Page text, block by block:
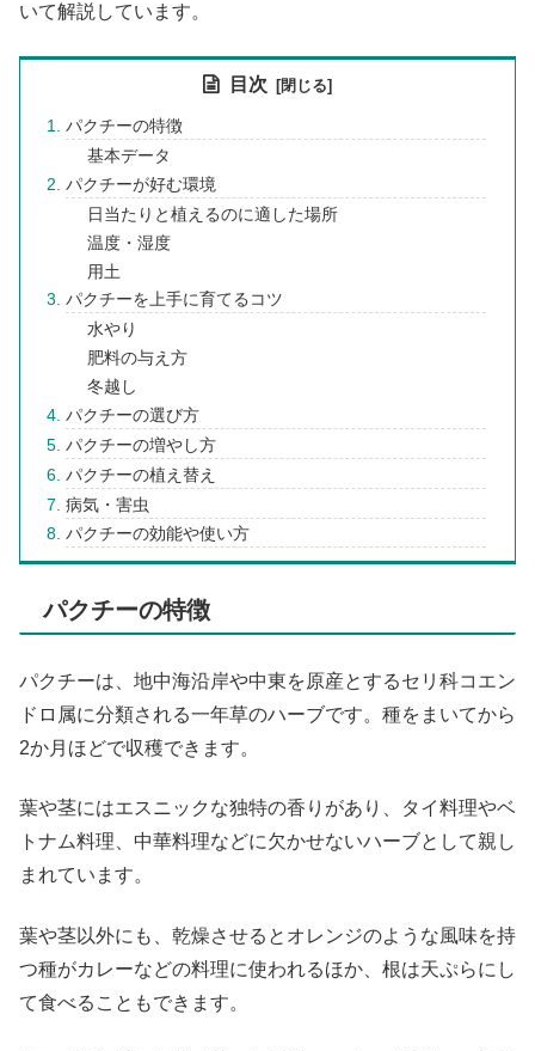
いて解説しています。
目次
パクチーの特徴
基本データ
パクチーが好む環境
日当たりと植えるのに適した場所
温度・湿度
用土
パクチーを上手に育てるコツ
水やり
肥料の与え方
冬越し
パクチーの選び方
パクチーの増やし方
パクチーの植え替え
病気・害虫
パクチーの効能や使い方
パクチーの特徴
パクチーは、地中海沿岸や中東を原産とするセリ科コエン
ドロ属に分類される一年草のハーブです。種をまいてから
2か月ほどで収穫できます。
葉や茎にはエスニックな独特の香りがあり、タイ料理やベ
トナム料理、中華料理などに欠かせないハーブとして親し
まれています。
葉や茎以外にも、乾燥させるとオレンジのような風味を持
つ種がカレーなどの料理に使われるほか、根は天ぷらにし
て食べることもできます。